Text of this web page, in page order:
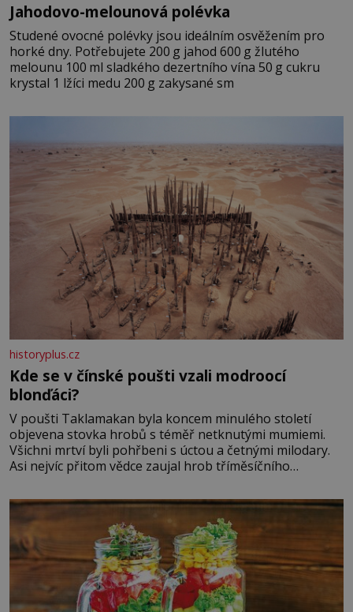
Jahodovo-melounová polévka
Studené ovocné polévky jsou ideálním osvěžením pro
horké dny. Potřebujete 200 g jahod 600 g žlutého
melounu 100 ml sladkého dezertního vína 50 g cukru
krystal 1 lžíci medu 200 g zakysané sm
historyplus.cz
Kde se v čínské poušti vzali modroocí
blonďáci?
V poušti Taklamakan byla koncem minulého století
objevena stovka hrobů s téměř netknutými mumiemi.
Všichni mrtví byli pohřbeni s úctou a četnými milodary.
Asi nejvíc přitom vědce zaujal hrob tříměsíčního
blonďaté vlásky. Fakt, že jsou těla dávných lidí nesmírně
dobře zachovalá, přičítají odborníci zdejším klimatickým
podmínkám. Sucho, prosolené písky a extrémně